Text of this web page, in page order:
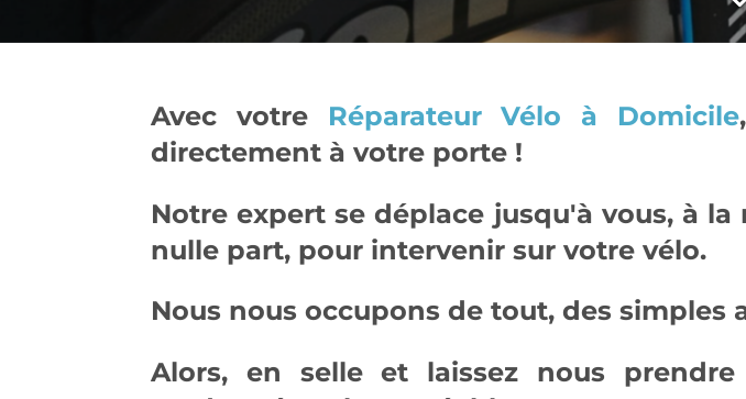
Avec votre Réparateur Vélo à Domicile
directement à votre porte !
Notre expert se déplace jusqu'à vous, à
nulle part, pour intervenir sur votre vélo.
Nous nous occupons de tout, des
Alors, en selle et laissez nous